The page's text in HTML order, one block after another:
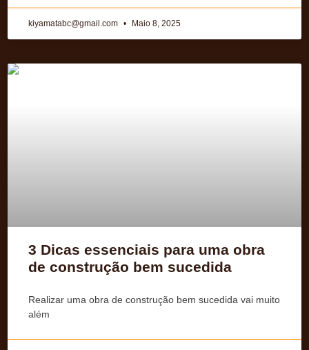
kiyamatabc@gmail.com Maio 8, 2025
3 Dicas essenciais para uma obra
de construção bem sucedida
Realizar uma obra de construção bem sucedida vai muito
além